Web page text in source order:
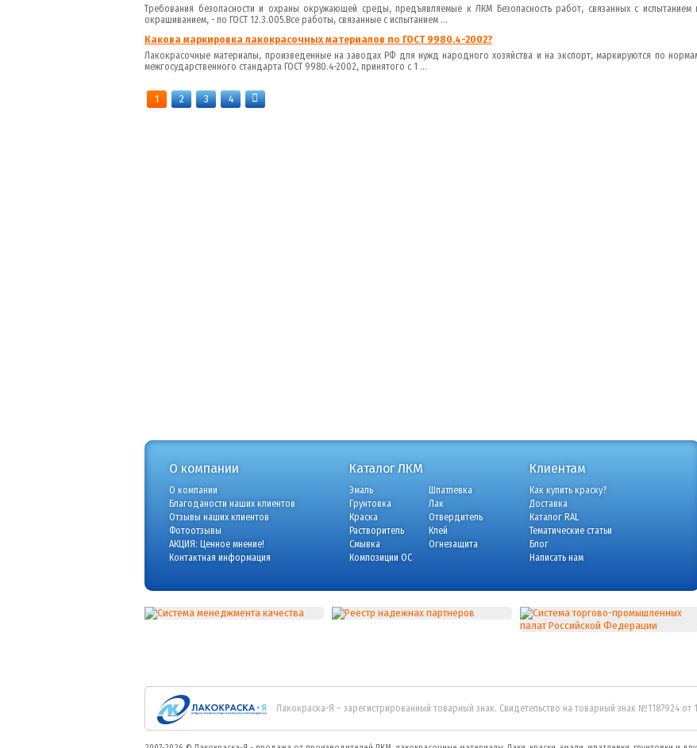
Требования безопасности и охраны окружающей среды, предъявляемые к ЛКМ Безопасность работ, связанных с испытанием
окрашиванием, - по ГОСТ 12.3.005.Все работы, связанные с испытанием ...
Какова маркировка лакокрасочных материалов по ГОСТ 9980.4-2002?
Лакокрасочные материалы, произведенные на заводах РФ для нужд народного хозяйства и на экспорт, маркируются по
межгосударственного стандарта ГОСТ 9980.4-2002, принятого с 1 ...
1 2 3 4
О компании
О компании
Благоданости наших клиентов
Отзывы наших клиентов
Фотоотзывы
АКЦИЯ: Ценное мнение!
Контактная информация
Каталог ЛКМ
Эмаль
Шпатлевка
Грунтовка
Лак
Краска
Отвердитель
Растворитель
Клей
Смывка
Огнезащита
Композиции ОС
Клиентам
Как купить краску?
Доставка
Каталог RAL
Тематические статьи
Блог
Написать нам
Лакокраска-Я – зарегистрированный товарный знак. Свидетельство на товарный знак №1187924 от